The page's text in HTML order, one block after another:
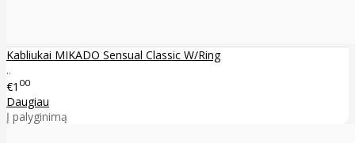
Kabliukai MIKADO Sensual Classic W/Ring
..
€1 00
Daugiau
Į palyginimą